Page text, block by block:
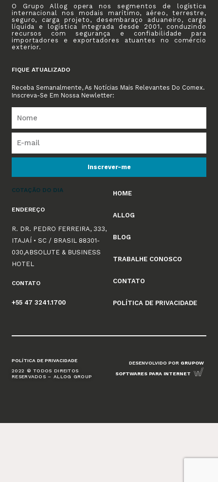
O Grupo Allog opera nos segmentos de logística
internacional nos modais marítimo, aéreo, terrestre,
seguro, carga projeto, desembaraço aduaneiro, carga
líquida e logística integrada desde 2001, conduzindo
recursos com segurança e confiabilidade para
importadores e exportadores atuantes no comércio
exterior.
FIQUE ATUALIZADO
Receba Semanalmente, As Notícias Mais Relevantes Do Comex.
Inscreva-Se Em Nossa Newletter:
Inscrever-me
COTAÇÃO DO DIA
ENDEREÇO
R. DR. PEDRO FERREIRA, 333,
ITAJAÍ • SC / BRASIL 88301-
030,ABSOLUTE & BUSINESS
HOTEL
CONTATO
+55 47 3241.1700
HOME
ALLOG
BLOG
TRABALHE CONOSCO
CONTATO
POLÍTICA DE PRIVACIDADE
POLÍTICA DE PRIVACIDADE
2022 © TODOS DIREITOS
RESERVADOS – ALLOG GROUP
DESENVOLVIDO POR GRUPOW
SOFTWARES PARA INTERNET